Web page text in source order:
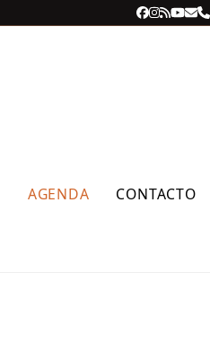
Facebook
RSS
AGENDA CONTACTO